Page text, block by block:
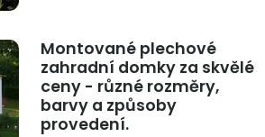
Montované plechové
zahradní domky za skvělé
ceny - různé rozměry,
barvy a způsoby
provedení.